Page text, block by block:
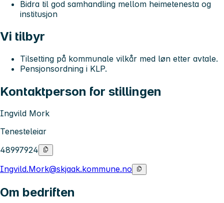
Bidra til god samhandling mellom heimetenesta og
institusjon
Vi tilbyr
Tilsetting på kommunale vilkår med løn etter avtale.
Pensjonsordning i KLP.
Kontaktperson for stillingen
Ingvild Mork
Tenesteleiar
48997924
Ingvild.Mork@skjaak.kommune.no
Om bedriften